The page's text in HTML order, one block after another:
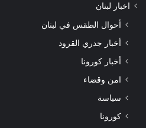
اخبار لبنان
أحوال الطقس في لبنان
أخبار جدري القرود
أخبار كورونا
امن وقضاء
سياسة
كورونا